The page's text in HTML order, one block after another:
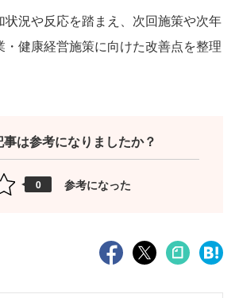
状況や反応を踏まえ、次回施策や次年
・健康経営施策に向けた改善点を整理
事は参考になりましたか？
0 参考になった